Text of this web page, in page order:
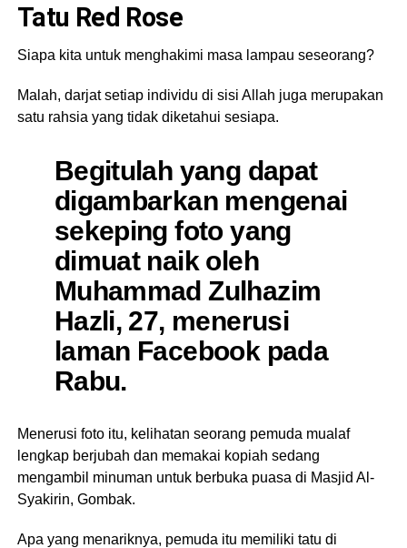
Tatu Red Rose
Siapa kita untuk menghakimi masa lampau seseorang?
Malah, darjat setiap individu di sisi Allah juga merupakan
satu rahsia yang tidak diketahui sesiapa.
Begitulah yang dapat
digambarkan mengenai
sekeping foto yang
dimuat naik oleh
Muhammad Zulhazim
Hazli, 27, menerusi
laman Facebook pada
Rabu.
Menerusi foto itu, kelihatan seorang pemuda mualaf
lengkap berjubah dan memakai kopiah sedang
mengambil minuman untuk berbuka puasa di Masjid Al-
Syakirin, Gombak.
Apa yang menariknya, pemuda itu memiliki tatu di